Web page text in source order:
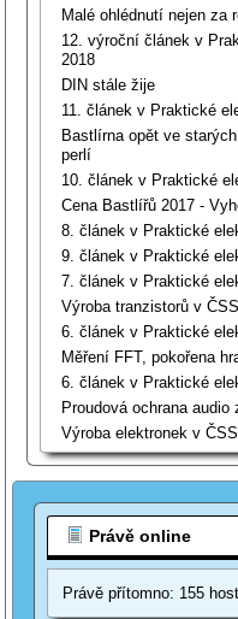
Malé ohlédnutí nejen za
12. výroční článek v
2018
DIN stále žije
11. článek v Praktické
Bastlírna opět ve
perlí
10. článek v Praktické
Cena Bastlířů 2017 -
8. článek v Praktické
9. článek v Praktické
7. článek v Praktické
Výroba tranzistorů v
6. článek v Praktické
Měření FFT, pokořena
6. článek v Praktické
Proudová ochrana audio
Výroba elektronek v
Právě online
Právě přítomno: 155